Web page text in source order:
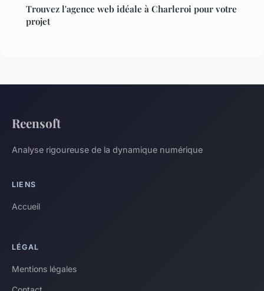
Trouvez l'agence web idéale à Charleroi pour votre
projet
Reensoft
Analyse rigoureuse de la dynamique numérique
LIENS
Accueil
LÉGAL
Mentions légales